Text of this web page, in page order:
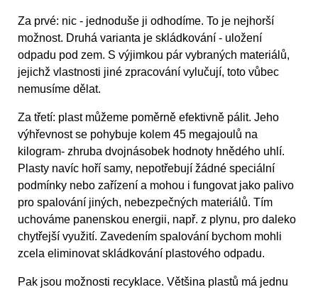
Za prvé: nic - jednoduše ji odhodíme. To je nejhorší
možnost. Druhá varianta je skládkování - uložení
odpadu pod zem. S výjimkou pár vybraných materiálů,
jejichž vlastnosti jiné zpracování vylučují, toto vůbec
nemusíme dělat.
Za třetí: plast můžeme poměrně efektivně pálit. Jeho
výhřevnost se pohybuje kolem 45 megajoulů na
kilogram- zhruba dvojnásobek hodnoty hnědého uhlí.
Plasty navíc hoří samy, nepotřebují žádné speciální
podmínky nebo zařízení a mohou i fungovat jako palivo
pro spalování jiných, nebezpečných materiálů. Tím
uchováme panenskou energii, např. z plynu, pro daleko
chytřejší využití. Zavedením spalování bychom mohli
zcela eliminovat skládkování plastového odpadu.
Pak jsou možnosti recyklace. Většina plastů má jednu